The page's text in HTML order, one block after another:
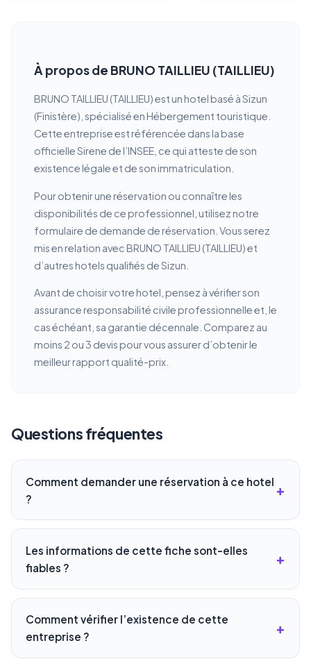
À propos de BRUNO TAILLIEU (TAILLIEU)
BRUNO TAILLIEU (TAILLIEU) est un hotel basé à Sizun
(Finistère), spécialisé en Hébergement touristique.
Cette entreprise est référencée dans la base
officielle Sirene de l’INSEE, ce qui atteste de son
existence légale et de son immatriculation.
Pour obtenir une réservation ou connaître les
disponibilités de ce professionnel, utilisez notre
formulaire de demande de réservation. Vous serez
mis en relation avec BRUNO TAILLIEU (TAILLIEU) et
d’autres hotels qualifiés de Sizun.
Avant de choisir votre hotel, pensez à vérifier son
assurance responsabilité civile professionnelle et, le
cas échéant, sa garantie décennale. Comparez au
moins 2 ou 3 devis pour vous assurer d’obtenir le
meilleur rapport qualité-prix.
Questions fréquentes
Comment demander une réservation à ce hotel
?
Les informations de cette fiche sont-elles
fiables ?
Comment vérifier l’existence de cette
entreprise ?